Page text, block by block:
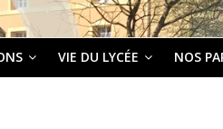
VIE DU LYCÉE NOS